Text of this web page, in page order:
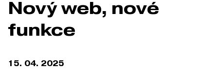
Nový web, nové
funkce
15. 04. 2025